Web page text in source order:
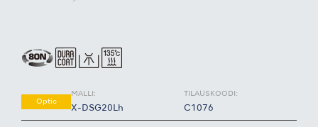
Optic
MALLI:
X-DSG20Lh
TILAUSKOODI:
C1076